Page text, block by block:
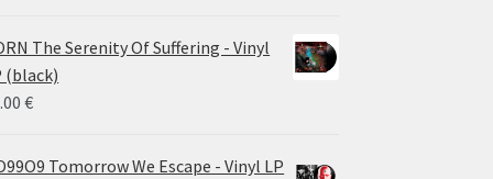
The Serenity Of Suffering - Vinyl
(black)
€
Tomorrow We Escape - Vinyl LP